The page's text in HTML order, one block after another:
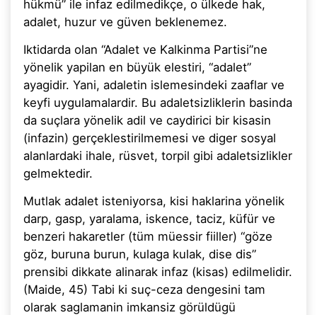
hükmü” ile infaz edilmedikçe, o ülkede hak,
adalet, huzur ve güven beklenemez.
Iktidarda olan “Adalet ve Kalkinma Partisi”ne
yönelik yapilan en büyük elestiri, “adalet”
ayagidir. Yani, adaletin islemesindeki zaaflar ve
keyfi uygulamalardir. Bu adaletsizliklerin basinda
da suçlara yönelik adil ve caydirici bir kisasin
(infazin) gerçeklestirilmemesi ve diger sosyal
alanlardaki ihale, rüsvet, torpil gibi adaletsizlikler
gelmektedir.
Mutlak adalet isteniyorsa, kisi haklarina yönelik
darp, gasp, yaralama, iskence, taciz, küfür ve
benzeri hakaretler (tüm müessir fiiller) “göze
göz, buruna burun, kulaga kulak, dise dis”
prensibi dikkate alinarak infaz (kisas) edilmelidir.
(Maide, 45) Tabi ki suç-ceza dengesini tam
olarak saglamanin imkansiz görüldügü